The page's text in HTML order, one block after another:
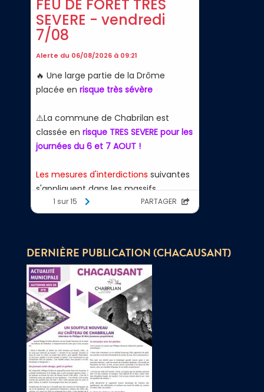
DERNIÈRE PUBLICATION (CHACAUSANT)